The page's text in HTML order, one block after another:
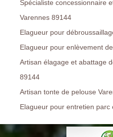
Spécialiste concessionnaire
Varennes 89144
Elagueur pour
Elagueur pour enlèvement
Artisan élagage et abattage
89144
Artisan tonte de pelouse
Elagueur pour entretien parc